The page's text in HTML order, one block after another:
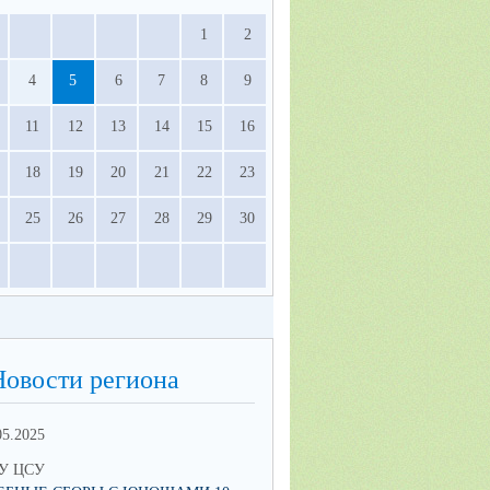
1 2
4 5 6 7 8 9
11 12 13 14 15 16
18 19 20 21 22 23
25 26 27 28 29 30
региона
ЦСУ